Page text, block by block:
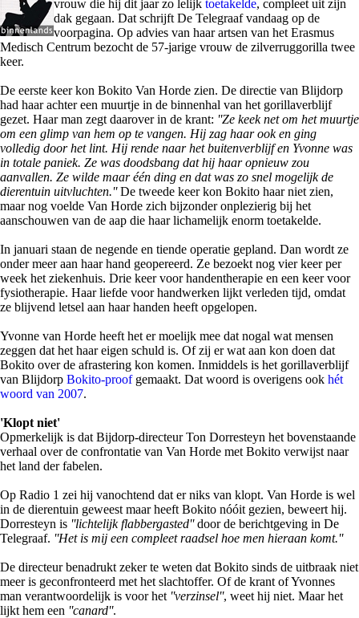
vrouw die hij dit jaar zo lelijk toetakelde, compleet uit zijn
dak gegaan. Dat schrijft De Telegraaf vandaag op de
voorpagina. Op advies van haar artsen van het Erasmus
Medisch Centrum bezocht de 57-jarige vrouw de zilverruggorilla twee
keer.
De eerste keer kon Bokito Van Horde zien. De directie van Blijdorp
had haar achter een muurtje in de binnenhal van het gorillaverblijf
gezet. Haar man zegt daarover in de krant: ''Ze keek net om het muurtje
om een glimp van hem op te vangen. Hij zag haar ook en ging
volledig door het lint. Hij rende naar het buitenverblijf en Yvonne was
in totale paniek. Ze was doodsbang dat hij haar opnieuw zou
aanvallen. Ze wilde maar één ding en dat was zo snel mogelijk de
dierentuin uitvluchten.''De tweede keer kon Bokito haar niet zien,
maar nog voelde Van Horde zich bijzonder onplezierig bij het
aanschouwen van de aap die haar lichamelijk enorm toetakelde.
In januari staan de negende en tiende operatie gepland. Dan wordt ze
onder meer aan haar hand geopereerd. Ze bezoekt nog vier keer per
week het ziekenhuis. Drie keer voor handentherapie en een keer voor
fysiotherapie. Haar liefde voor handwerken lijkt verleden tijd, omdat
ze blijvend letsel aan haar handen heeft opgelopen.
Yvonne van Horde heeft het er moelijk mee dat nogal wat mensen
zeggen dat het haar eigen schuld is. Of zij er wat aan kon doen dat
Bokito over de afrastering kon komen. Inmiddels is het gorillaverblijf
van Blijdorp Bokito-proofgemaakt. Dat woord is overigens ook hét
woord van 2007.
'Klopt niet'
Opmerkelijk is dat Bijdorp-directeur Ton Dorresteyn het bovenstaande
verhaal over de confrontatie van Van Horde met Bokito verwijst naar
het land der fabelen.
Op Radio 1 zei hij vanochtend dat er niks van klopt. Van Horde is wel
in de dierentuin geweest maar heeft Bokito nóóit gezien, beweert hij.
Dorresteyn is ''lichtelijk flabbergasted''door de berichtgeving in De
Telegraaf. ''Het is mij een compleet raadsel hoe men hieraan komt.''
De directeur benadrukt zeker te weten dat Bokito sinds de uitbraak niet
meer is geconfronteerd met het slachtoffer. Of de krant of Yvonnes
man verantwoordelijk is voor het ''verzinsel'', weet hij niet. Maar het
lijkt hem een ''canard''.